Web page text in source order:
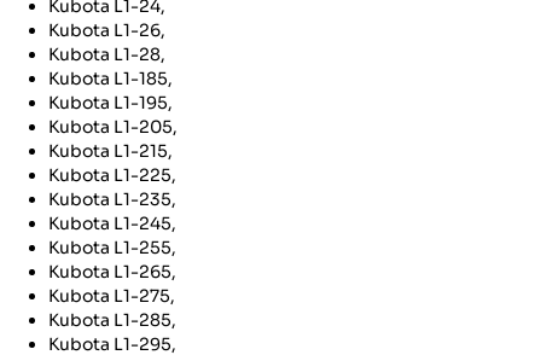
Kubota L1-24,
Kubota L1-26,
Kubota L1-28,
Kubota L1-185,
Kubota L1-195,
Kubota L1-205,
Kubota L1-215,
Kubota L1-225,
Kubota L1-235,
Kubota L1-245,
Kubota L1-255,
Kubota L1-265,
Kubota L1-275,
Kubota L1-285,
Kubota L1-295,